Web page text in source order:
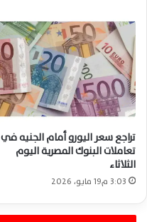
تراجع سعر اليورو أمام الجنيه في
تعاملات البنوك المصرية اليوم
الثلاثاء
3:03 م19 مايو، 2026